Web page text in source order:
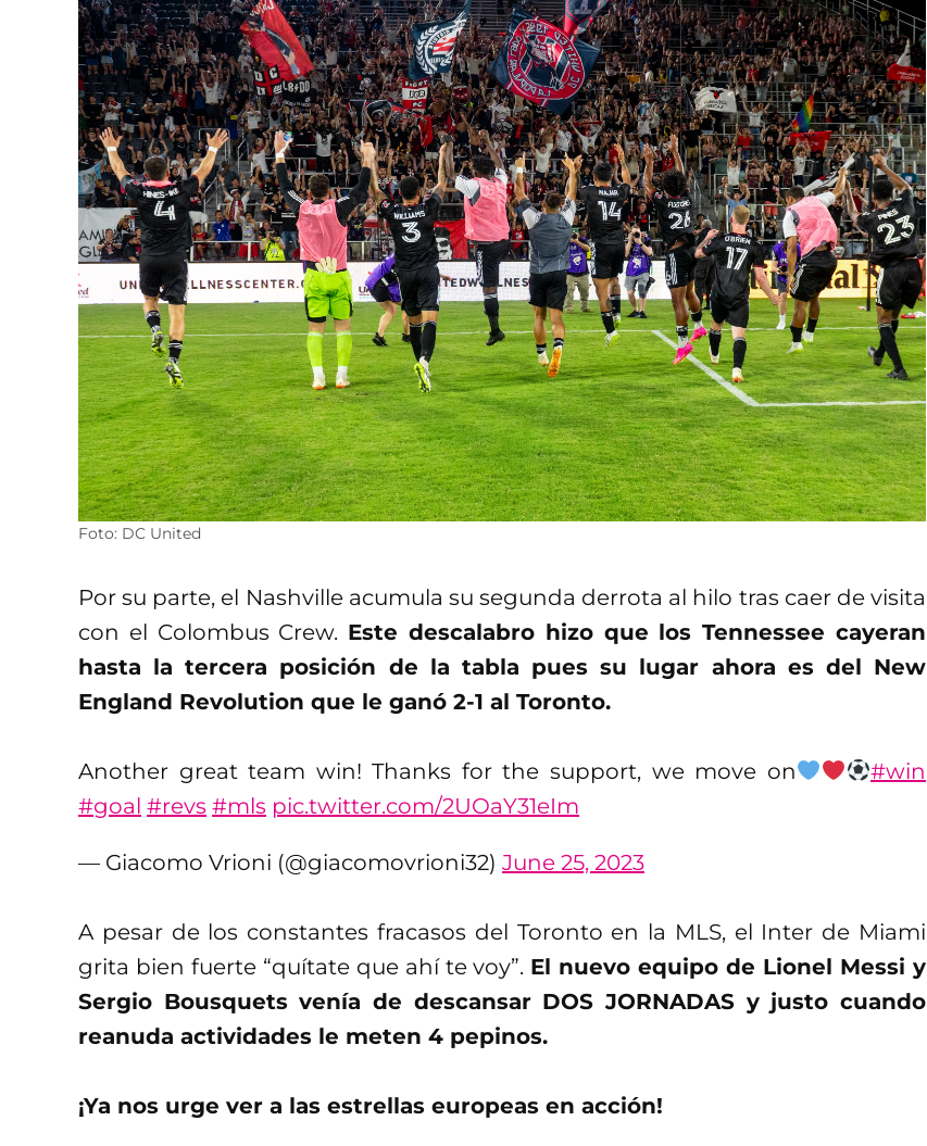
Foto: DC United
Por su parte, el Nashville acumula su segunda derrota al hilo tras caer de visita
con el Colombus Crew. Este descalabro hizo que los Tennessee cayeran
hasta la tercera posición de la tabla pues su lugar ahora es del New
England Revolution que le ganó 2-1 al Toronto.
Another great team win! Thanks for the support, we move on
#win
#goal #revs #mls pic.twitter.com/2UOaY31eIm
— Giacomo Vrioni (@giacomovrioni32) June 25, 2023
A pesar de los constantes fracasos del Toronto en la MLS, el Inter de Miami
grita bien fuerte “quítate que ahí te voy”. El nuevo equipo de Lionel Messi y
Sergio Bousquets venía de descansar DOS JORNADAS y justo cuando
reanuda actividades le meten 4 pepinos.
¡Ya nos urge ver a las estrellas europeas en acción!